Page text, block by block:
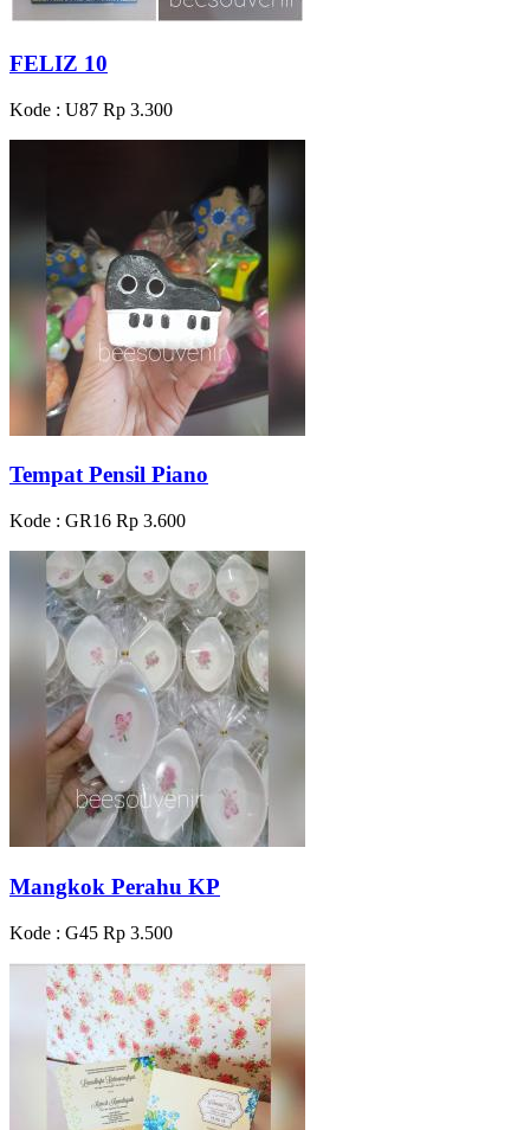
FELIZ 10
Kode : U87 Rp 3.300
Tempat Pensil Piano
Kode : GR16 Rp 3.600
Mangkok Perahu KP
Kode : G45 Rp 3.500